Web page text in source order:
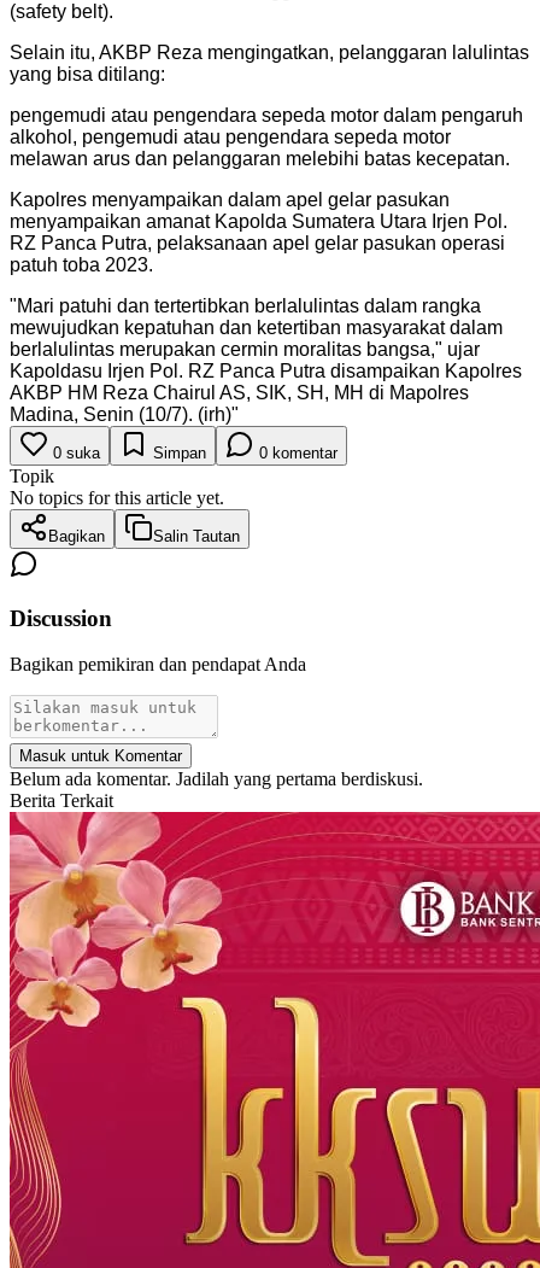
(safety belt).
Selain itu, AKBP Reza mengingatkan, pelanggaran lalulintas
yang bisa ditilang:
pengemudi atau pengendara sepeda motor dalam pengaruh
alkohol, pengemudi atau pengendara sepeda motor
melawan arus dan pelanggaran melebihi batas kecepatan.
Kapolres menyampaikan dalam apel gelar pasukan
menyampaikan amanat Kapolda Sumatera Utara Irjen Pol.
RZ Panca Putra, pelaksanaan apel gelar pasukan operasi
patuh toba 2023.
"Mari patuhi dan tertertibkan berlalulintas dalam rangka
mewujudkan kepatuhan dan ketertiban masyarakat dalam
berlalulintas merupakan cermin moralitas bangsa," ujar
Kapoldasu Irjen Pol. RZ Panca Putra disampaikan Kapolres
AKBP HM Reza Chairul AS, SIK, SH, MH di Mapolres
Madina, Senin (10/7). (irh)"
0 suka Simpan 0 komentar
Topik
No topics for this article yet.
Bagikan Salin Tautan
Discussion
Bagikan pemikiran dan pendapat Anda
Masuk untuk Komentar
Belum ada komentar. Jadilah yang pertama berdiskusi.
Berita Terkait